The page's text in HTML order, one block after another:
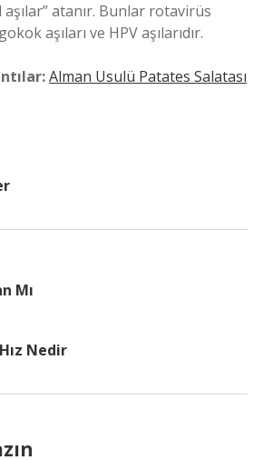
atanır. Bunlar rotavirüs
aşıları ve HPV aşılarıdır.
Alman Usulü Patates Salatası
Mı
Nedir